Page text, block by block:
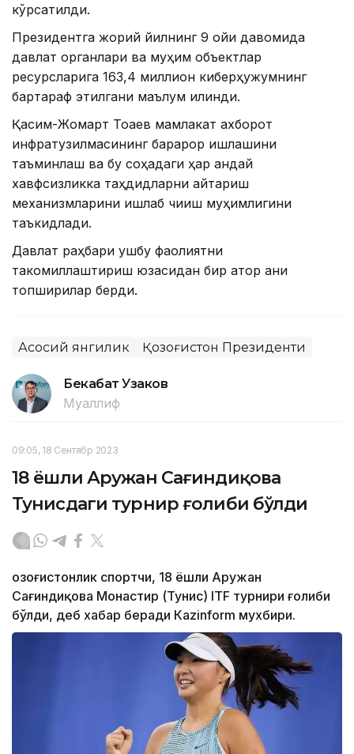
кўрсатилди.
Президентга жорий йилнинг 9 ойи давомида
давлат органлари ва муҳим объектлар
ресурсларига 163,4 миллион киберҳужумнинг
бартараф этилгани маълум қилинди.
Қасим-Жомарт Тоқаев мамлакат ахборот
инфратузилмасининг барқарор ишлашини
таъминлаш ва бу соҳадаги ҳар қандай
хавфсизликка таҳдидларни қайтариш
механизмларини ишлаб чиқиш муҳимлигини
таъкидлади.
Давлат раҳбари ушбу фаолиятни
такомиллаштириш юзасидан бир қатор аниқ
топшириқлар берди.
Асосий янгилик Қозоғистон Президенти
Бекабат Узаков
Муаллиф
09:05, 18 Сентябр 2023
18 ёшли Аружан Сағиндиқова
Тунисдаги турнир ғолиби бўлди
Қозоғистонлик спортчи, 18 ёшли Аружан
Сағиндиқова Монастир (Тунис) ITF турнири ғолиби
бўлди, деб хабар беради Каzinform мухбири.